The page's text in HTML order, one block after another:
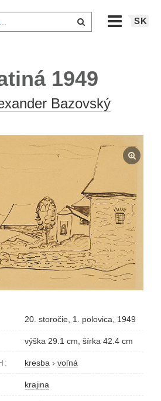
SK
1949
Bazovský
20. storočie, 1. polovica, 1949
výška 29.1 cm, šírka 42.4 cm
kresba › voľná
krajina